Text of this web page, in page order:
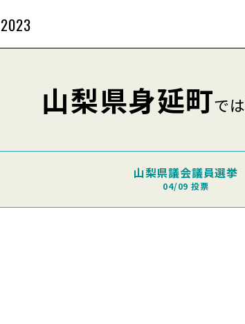
2023
山梨県身延町では
山梨県議会議員選挙
04/09 投票